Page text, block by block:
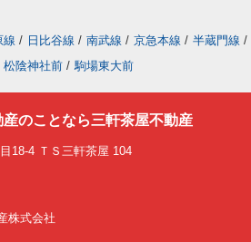
線 / 日比谷線 / 南武線 / 京急本線 / 半蔵門線 /
松陰神社前 / 駒場東大前
のことなら三軒茶屋不動産
18-4 ＴＳ三軒茶屋 104
株式会社